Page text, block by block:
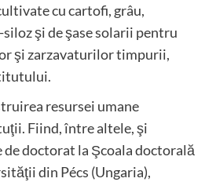
cu cartofi, grâu,
şi de şase solarii pentru
şi zarzavaturilor timpurii,
resursei umane
Fiind, între altele, şi
de doctorat la Şcoala doctorală
din Pécs (Ungaria),